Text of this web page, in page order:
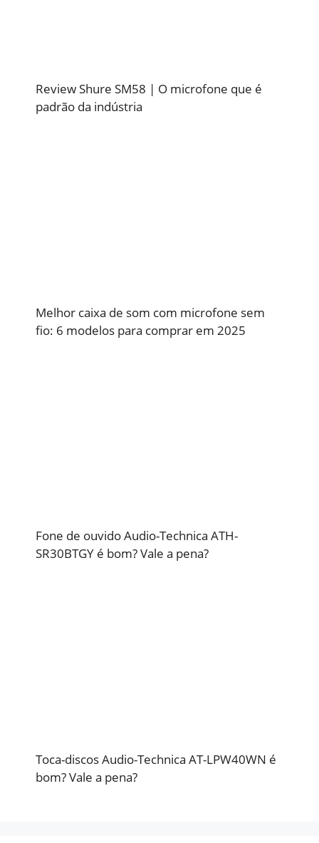
Review Shure SM58 | O microfone que é
padrão da indústria
Melhor caixa de som com microfone sem
fio: 6 modelos para comprar em 2025
Fone de ouvido Audio-Technica ATH-
SR30BTGY é bom? Vale a pena?
Toca-discos Audio-Technica AT-LPW40WN é
bom? Vale a pena?